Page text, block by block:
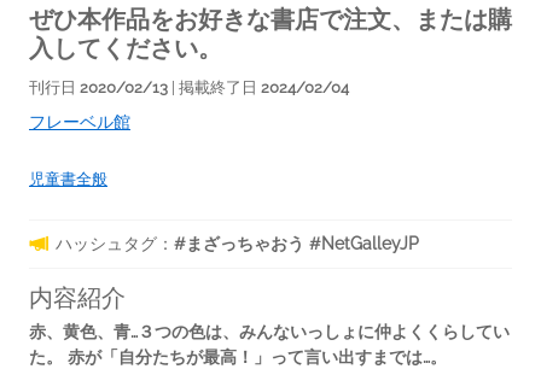
ぜひ本作品をお好きな書店で注文、または購
入してください。
刊行日 2020/02/13 | 掲載終了日 2024/02/04
フレーベル館
児童書全般
ハッシュタグ： #まざっちゃおう #NetGalleyJP
内容紹介
赤、黄色、青…３つの色は、みんないっしょに仲よくくらしてい
た。
赤が「自分たちが最高！」って言い出すまでは…。